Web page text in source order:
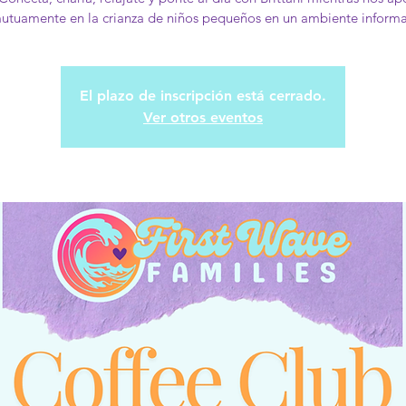
en la crianza de niños pequeños en un ambiente
El plazo de inscripción está cerrado.
Ver otros eventos